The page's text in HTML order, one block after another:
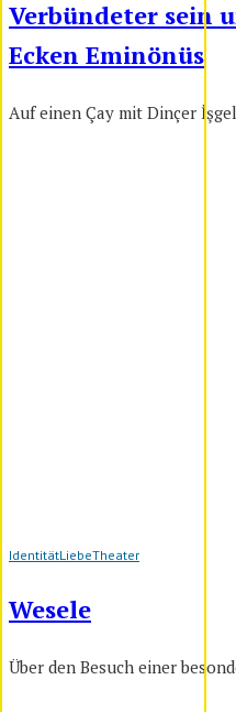
Verbündeter sein
Ecken Eminönüs
Auf einen Çay mit Dinçer
IdentitätLiebeTheater
Wesele
Über den Besuch einer